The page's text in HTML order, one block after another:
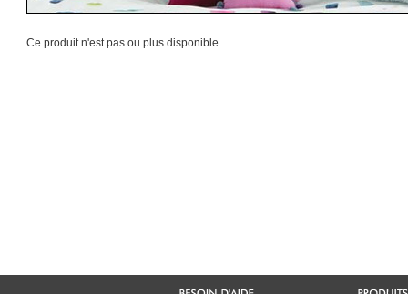
Ce produit n'est pas ou plus disponible.